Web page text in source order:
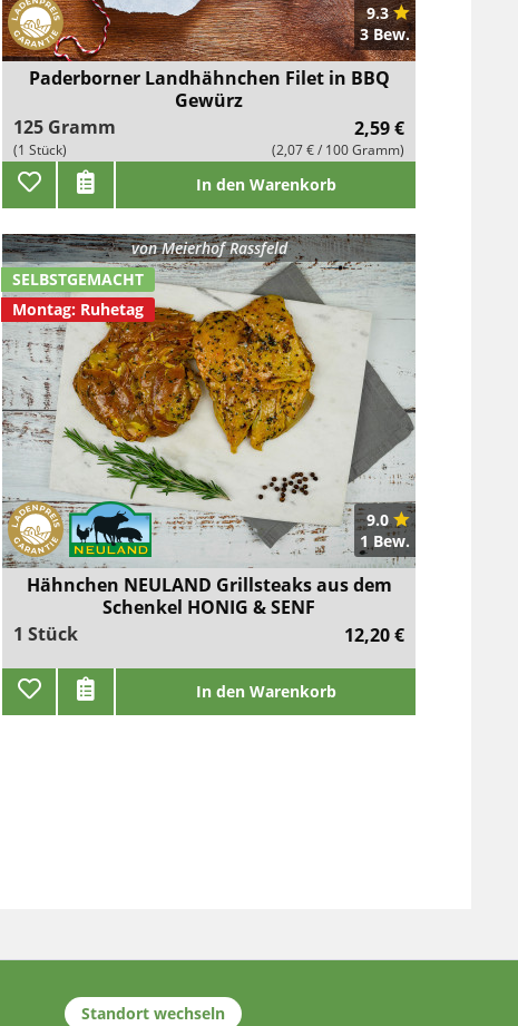
9.3
3 Bew.
Paderborner Landhähnchen Filet in BBQ
Gewürz
125 Gramm
(1 Stück)
2,59 €
(2,07 € / 100 Gramm)
In den Warenkorb
SELBSTGEMACHT
Montag: Ruhetag
vonMeierhof Rassfeld
9.0
1 Bew.
Hähnchen NEULAND Grillsteaks aus dem
Schenkel HONIG & SENF
1 Stück
12,20 €
In den Warenkorb
Standort wechseln